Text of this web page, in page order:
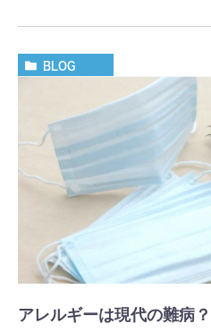
BLOG
アレルギーは現代の難病？